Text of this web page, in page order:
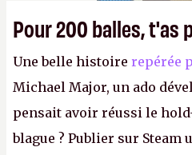
Pour 200 balles, t'as
Une belle histoire repérée
Michael Major, un ado
pensait avoir réussi le
blague ? Publier sur Steam